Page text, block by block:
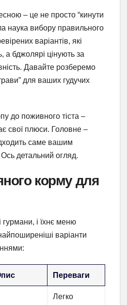
– це не просто “кинути
наука вибору правильного
варіантів, які
бджолярі цінують за
Давайте розберемо
для ваших гудучих
до поживного тіста –
свої плюси. Головне –
саме вашим
детальний огляд.
корму для
і їхнє меню
варіанти
Переваги
Легко